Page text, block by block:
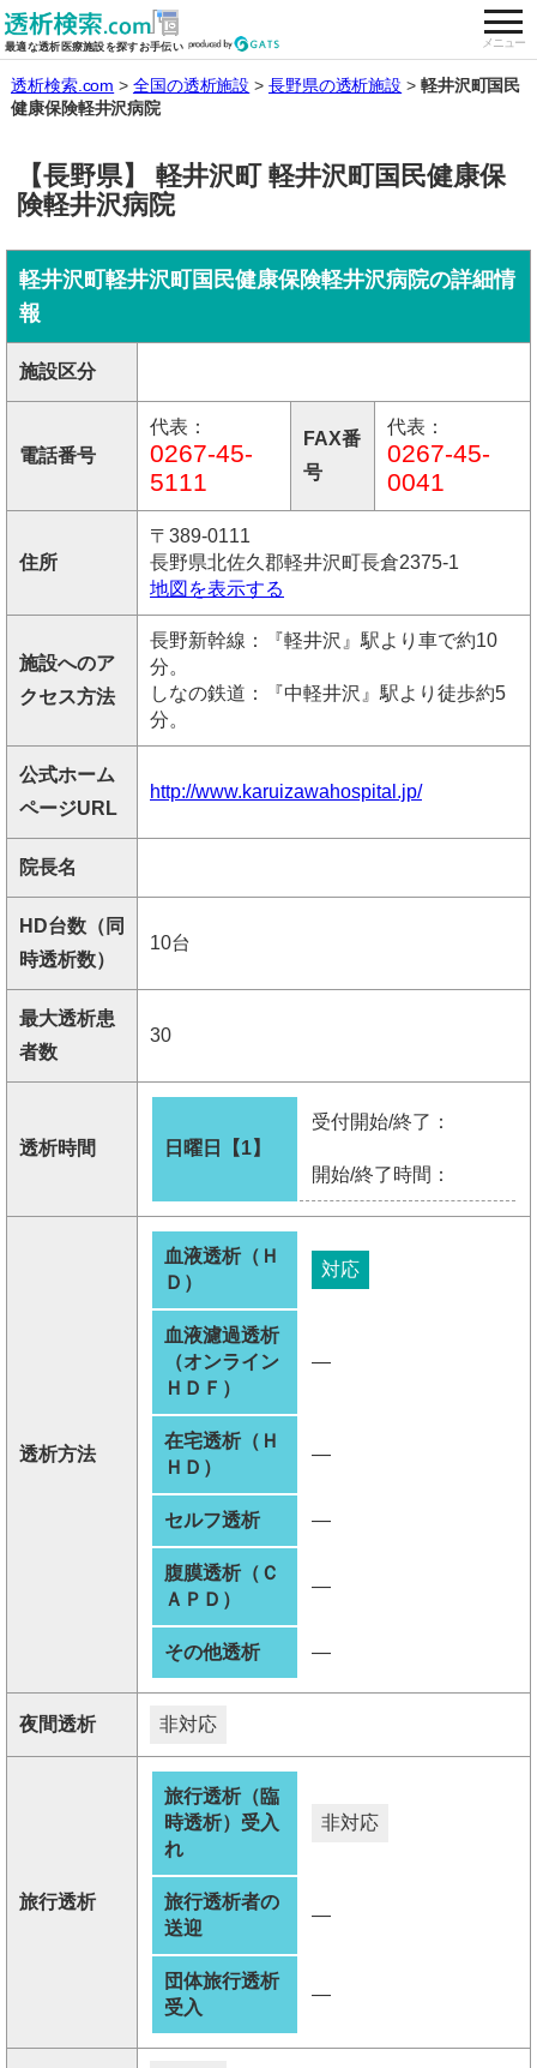
最適な透析医療施設を探すお手伝い メニュー
全国の透析施設を検索する
透析検索.com 全国の透析施設 長野県の透析施設
軽井沢町国民
健康保険軽井沢病院
【長野県】 軽井沢町 軽井沢町国民健康保
険軽井沢病院
軽井沢町軽井沢町国民健康保険軽井沢病院の詳細情
報
施設区分
電話番号
代表：
0267-45-
5111
FAX番
号
代表：
0267-45-
0041
住所
〒389-0111
長野県北佐久郡軽井沢町長倉2375-1
地図を表示する
施設へのア
クセス方法
長野新幹線：『軽井沢』駅より車で約10
分。
しなの鉄道：『中軽井沢』駅より徒歩約5
分。
公式ホーム
ページURL
http://www.karuizawahospital.jp/
院長名
HD台数（同
時透析数）
10台
最大透析患
者数
30
透析時間 日曜日【1】
受付開始/終了：
開始/終了時間：
透析方法
血液透析（Ｈ
Ｄ）
対応
血液濾過透析
（オンライン
ＨＤＦ）
―
在宅透析（Ｈ
ＨＤ）
―
セルフ透析 ―
腹膜透析（Ｃ
ＡＰＤ）
―
その他透析 ―
夜間透析 非対応
旅行透析
旅行透析（臨
時透析）受入
れ
非対応
旅行透析者の
送迎
―
団体旅行透析
受入
―